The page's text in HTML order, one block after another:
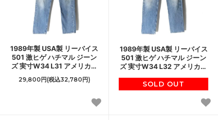
1989年製 USA製 リーバイス
501 激ヒゲ ハチマル ジーン
ズ 実寸W34 L31 アメリカ製
80s 旧6 524刻印 ビンテー
ジ D151
29,800円(税込32,780円)
1989年製 USA製 リーバイス
501 激ヒゲ ハチマル ジーン
ズ 実寸W34 L32 アメリカ製
D151
SOLD OUT